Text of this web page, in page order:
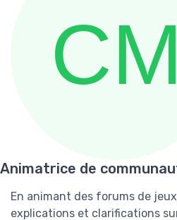
Animatrice de
En animant des forums de
explications et clarifications